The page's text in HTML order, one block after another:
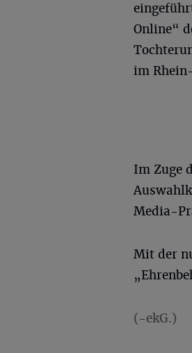
Online“
im
Im Zuge
Media-
Mit der
(-ekG.)